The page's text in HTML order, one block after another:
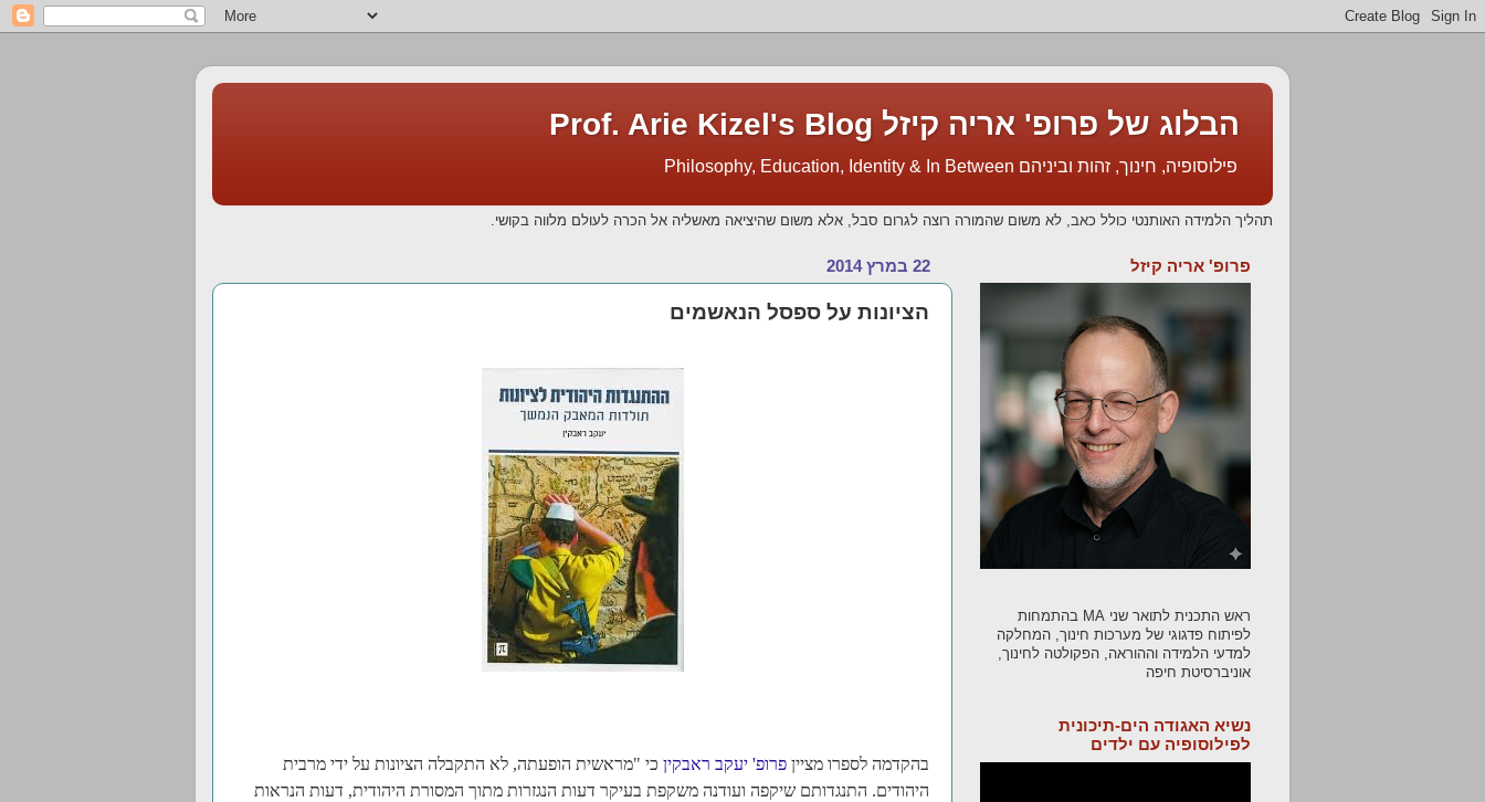
הבלוג של פרופ' אריה קיזל Prof. Arie Kizel's Blog
פילוסופיה, חינוך, זהות וביניהם Philosophy, Education, Identity & In Between
תהליך הלמידה האותנטי כולל כאב, לא משום שהמורה רוצה לגרום סבל, אלא משום שהיציאה מאשליה אל הכרה לעולם מלווה בקושי.
22 במרץ 2014
הציונות על ספסל הנאשמים
בהקדמה לספרו מציין פרופ' יעקב ראבקין כי "מראשית הופעתה, לא התקבלה הציונות על ידי מרבית
היהודים. התנגדותם שיקפה ועודנה משקפת בעיקר דעות הנגזרות מתוך המסורת היהודית, דעות הנראות
פרופ' אריה קיזל
ראש התכנית לתואר שני MA בהתמחות
לפיתוח פדגוגי של מערכות חינוך, המחלקה
למדעי הלמידה וההוראה, הפקולטה לחינוך,
אוניברסיטת חיפה
נשיא האגודה הים-תיכונית
לפילוסופיה עם ילדים